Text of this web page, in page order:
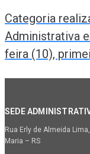
Categoria
Administrativa
feira (10),
SEDE
Rua Erly de Almeida
Maria – RS